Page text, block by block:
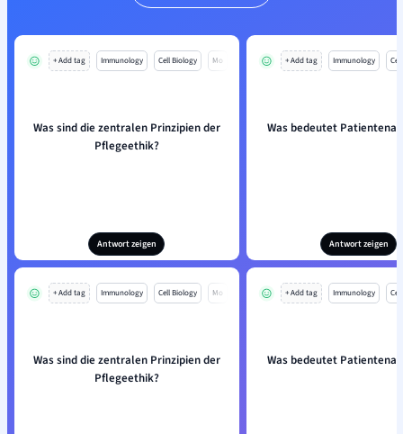
+ Add tag Immunology Cell Biology Mo
Was sind die zentralen Prinzipien der
Pflegeethik?
Antwort zeigen
+ Add tag Immunology
Was bedeutet
Antwort zeigen
+ Add tag Immunology Cell Biology Mo
Was sind die zentralen Prinzipien der
Pflegeethik?
+ Add tag Immunology
Was bedeutet